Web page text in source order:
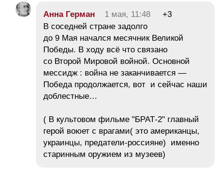
Анна Герман 1 мая, 11:48
+3
В соседней стране задолго
до 9 Мая начался месячник Великой
Победы. В ходу всё что связано
со Второй Мировой войной. Основной
мессидж : война не заканчивается —
Победа продолжается, вот и сейчас наши
доблестные…
( В культовом фильме "БРАТ-2" главный
герой воюет с врагами( это американцы,
украинцы, предатели-россияне) именно
старинным оружием из музеев)